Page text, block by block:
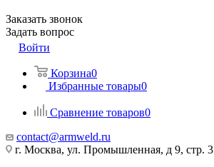
Заказать звонок
Задать вопрос
Войти
Корзина0
Избранные товары0
Сравнение товаров0
contact@armweld.ru
г. Москва, ул. Промышленная, д 9, стр. 3